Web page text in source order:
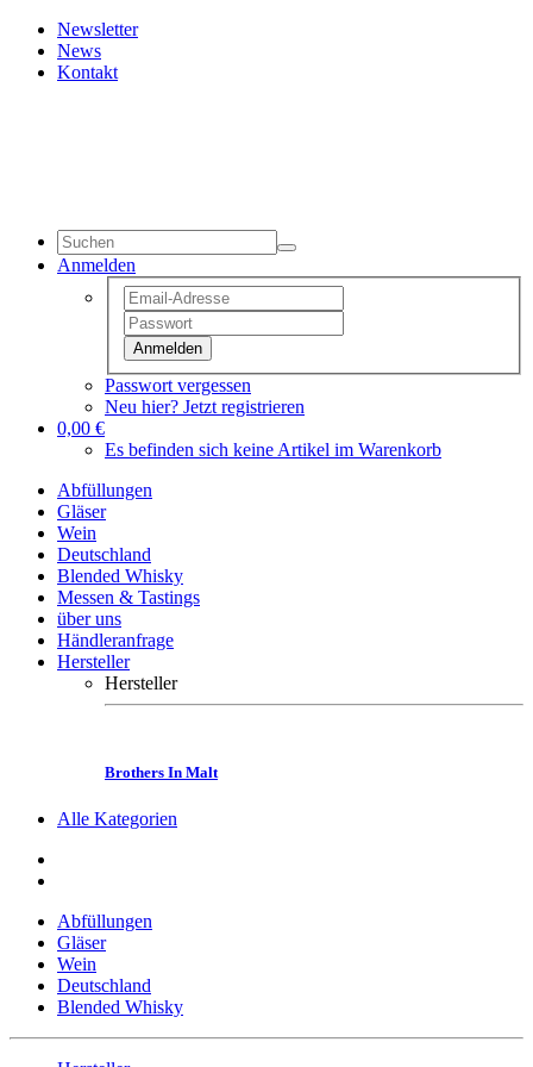
Newsletter
News
Kontakt
Anmelden
Passwort vergessen
Neu hier? Jetzt registrieren
Es befinden sich keine Artikel im Warenkorb
Abfüllungen
Gläser
Wein
Blended Whisky
Messen & Tastings
über uns
Händleranfrage
Hersteller
Hersteller
Brothers In Malt
Abfüllungen
Blended Whisky
Hersteller
Brothers In Malt